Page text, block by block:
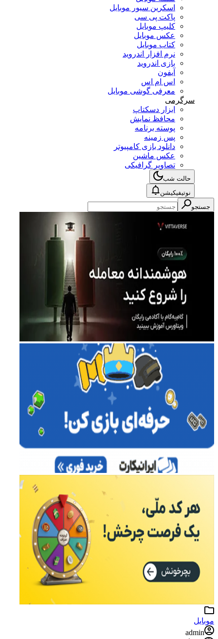
اسکرین سیور موبایل
پاکت پی سی
کلیپ موبایل
عکس موبایل
کتاب موبایل
نرم افزار اندروید
بازی اندروید
آیفون
اس ام اس
معرفی گوشی موبایل
سرگرمی
ابزار دسکتاپ
محافظ نمایش
پوسته برنامه
پس زمینه
دانلود بازی کامپیوتر
عکس ماشین
تصاویر گرافیکی
حالت شب
نوتیفیکیشن
جستجو
موبایل
admin